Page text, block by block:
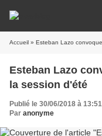
Accueil » Esteban Lazo
Esteban Lazo
la session d'été
Publié le 30/06/2018 à 13:51
Par anonyme